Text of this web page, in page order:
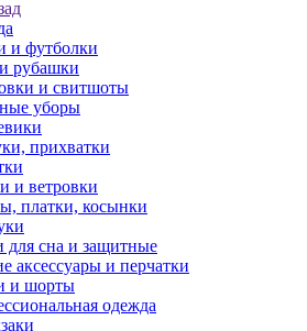
и футболки
рубашки
и свитшоты
уборы
прихватки
и ветровки
платки, косынки
для сна и защитные
аксессуары и перчатки
и шорты
одежда